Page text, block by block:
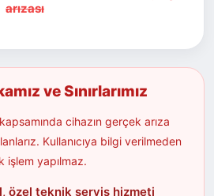
arızası
ve Sınırlarımız
cihazın gerçek arıza
Kullanıcıya bilgi verilmeden
işlem yapılmaz.
özel teknik servis hizmeti